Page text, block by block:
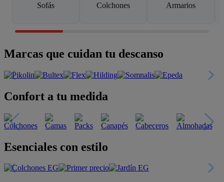
Sofás Colchones Armarios
Marcas que cuidan tu descanso
Confort a tu medida
Esenciales con estilo